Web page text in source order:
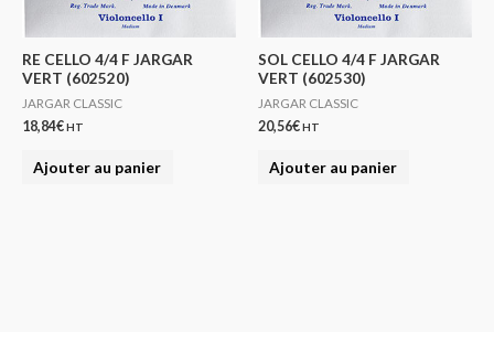
RE CELLO 4/4 F JARGAR
VERT (602520)
JARGAR CLASSIC
18,84€HT
Ajouter au panier
SOL CELLO 4/4 F JARGAR
VERT (602530)
JARGAR CLASSIC
20,56€HT
Ajouter au panier